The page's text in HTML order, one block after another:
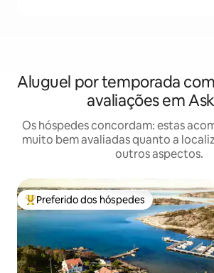
Aluguel por temporada
avaliações em
Os hóspedes concordam: estas
muito bem avaliadas quanto a
outros aspectos.
Entre os melhores preferidos dos
Preferido dos hóspedes